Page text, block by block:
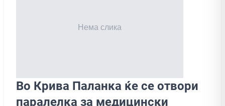
Во Крива Паланка ќе се отвори
паралелка за медицински